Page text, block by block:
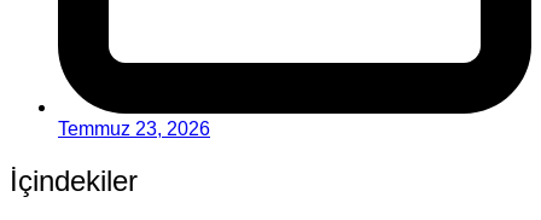
Temmuz 23, 2026
İçindekiler